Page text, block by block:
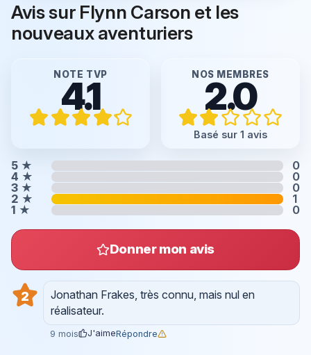
Avis sur Flynn Carson et les
nouveaux aventuriers
NOTE TVP
4.1 NOS MEMBRES
2.0
Basé sur 1 avis
5 ★
0
4 ★
0
3 ★
0
2 ★
1
1 ★ 0
Donner mon avis
2
Jonathan Frakes, très connu, mais nul en
réalisateur.
9 mois J'aimeRépondre